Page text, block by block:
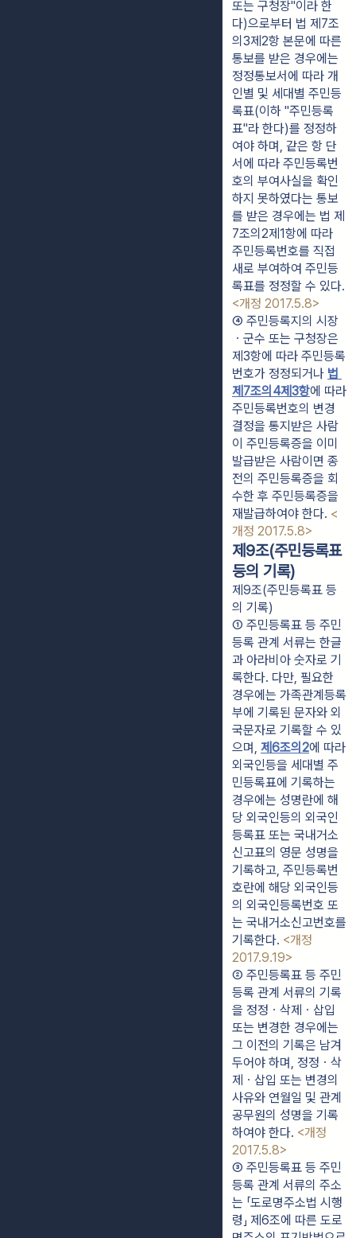
또는 구청장"이라 한
다)으로부터 법 제7조
의3제2항 본문에 따른
통보를 받은 경우에는
정정통보서에 따라 개
인별 및 세대별 주민등
록표(이하 "주민등록
표"라 한다)를 정정하
여야 하며, 같은 항 단
서에 따라 주민등록번
호의 부여사실을 확인
하지 못하였다는 통보
를 받은 경우에는 법 제
7조의2제1항에 따라
주민등록번호를 직접
새로 부여하여 주민등
<개정 2017.5.8>
④ 주민등록지의 시장
ㆍ군수 또는 구청장은
제3항에 따라 주민등록
번호가 정정되거나 법
제7조의4제3항에 따라
주민등록번호의 변경
결정을 통지받은 사람
이 주민등록증을 이미
발급받은 사람이면 종
전의 주민등록증을 회
수한 후 주민등록증을
재발급하여야 한다. <
개정 2017.5.8>
제9조(주민등록표
등의 기록)
제9조(주민등록표 등
의 기록)
① 주민등록표 등 주민
등록 관계 서류는 한글
과 아라비아 숫자로 기
록한다. 다만, 필요한
경우에는 가족관계등록
부에 기록된 문자와 외
국문자로 기록할 수 있
으며, 제6조의2에 따라
외국인등을 세대별 주
민등록표에 기록하는
경우에는 성명란에 해
당 외국인등의 외국인
등록표 또는 국내거소
신고표의 영문 성명을
기록하고, 주민등록번
호란에 해당 외국인등
의 외국인등록번호 또
는 국내거소신고번호를
기록한다. <개정
2017.9.19>
② 주민등록표 등 주민
등록 관계 서류의 기록
을 정정ㆍ삭제ㆍ삽입
또는 변경한 경우에는
그 이전의 기록은 남겨
두어야 하며, 정정ㆍ삭
제ㆍ삽입 또는 변경의
사유와 연월일 및 관계
공무원의 성명을 기록
하여야 한다. <개정
2017.5.8>
③ 주민등록표 등 주민
등록 관계 서류의 주소
는 「도로명주소법 시행
령」 제6조에 따른 도로